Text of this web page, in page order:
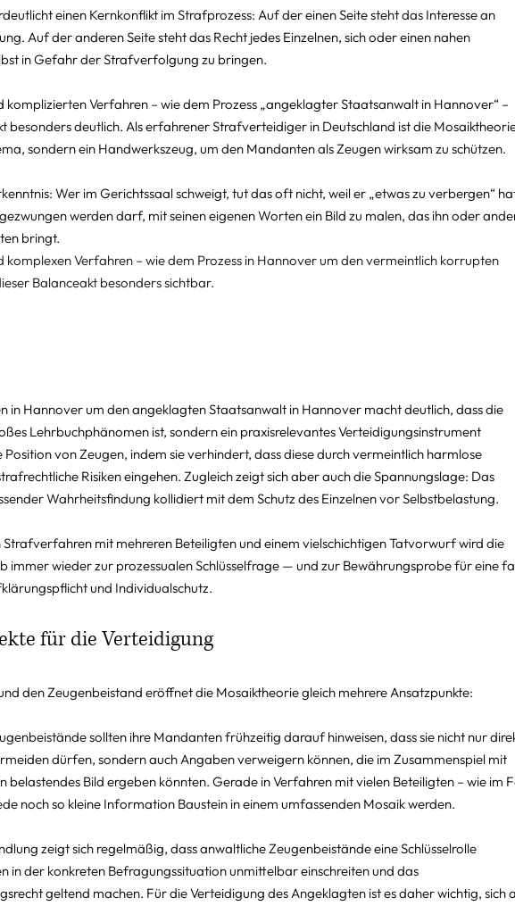
einen Kernkonflikt im Strafprozess: Auf der einen Seite steht das Interesse an
Auf der anderen Seite steht das Recht jedes Einzelnen, sich oder einen nahen
in Gefahr der Strafverfolgung zu bringen.
Verfahren – wie dem Prozess „angeklagter Staatsanwalt in Hannover“ –
besonders deutlich. Als erfahrener Strafverteidiger in Deutschland ist die
sondern ein Handwerkszeug, um den Mandanten als Zeugen wirksam zu schützen.
Wer im Gerichtssaal schweigt, tut das oft nicht, weil er „etwas zu verbergen“
werden darf, mit seinen eigenen Worten ein Bild zu malen, das ihn oder
bringt.
komplexen Verfahren – wie dem Prozess in Hannover um den vermeintlich korrupten
Balanceakt besonders sichtbar.
in Hannover um den angeklagten Staatsanwalt in Hannover macht deutlich, dass die
Lehrbuchphänomen ist, sondern ein praxisrelevantes Verteidigungsinstrument
Position von Zeugen, indem sie verhindert, dass diese durch vermeintlich harmlose
Risiken eingehen. Zugleich zeigt sich aber auch die Spannungslage: Das
Wahrheitsfindung kollidiert mit dem Schutz des Einzelnen vor Selbstbelastung.
mit mehreren Beteiligten und einem vielschichtigen Tatvorwurf wird die
immer wieder zur prozessualen Schlüsselfrage — und zur Bewährungsprobe für eine
und Individualschutz.
für die Verteidigung
den Zeugenbeistand eröffnet die Mosaiktheorie gleich mehrere Ansatzpunkte:
sollten ihre Mandanten frühzeitig darauf hinweisen, dass sie nicht nur
dürfen, sondern auch Angaben verweigern können, die im Zusammenspiel mit
belastendes Bild ergeben könnten. Gerade in Verfahren mit vielen Beteiligten – wie im
noch so kleine Information Baustein in einem umfassenden Mosaik werden.
zeigt sich regelmäßig, dass anwaltliche Zeugenbeistände eine Schlüsselrolle
in der konkreten Befragungssituation unmittelbar einschreiten und das
geltend machen. Für die Verteidigung des Angeklagten ist es daher wichtig, sich